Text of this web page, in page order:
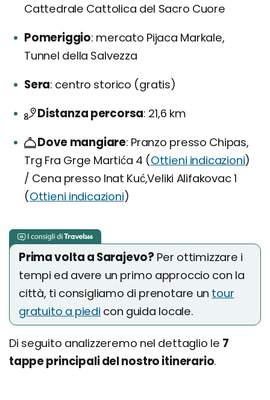
Cattedrale Cattolica del Sacro Cuore
Pomeriggio mercato Pijaca Markale,
Tunnel della Salvezza
Sera centro storico (gratis)
Distanza percorsa 21,6 km
Dove mangiare Pranzo presso Chipas,
Trg Fra Grge Martića 4 (Ottieni indicazioni)
/ Cena presso Inat Kuć,Veliki Alifakovac 1
(Ottieni indicazioni)
Prima volta a Sarajevo? Per ottimizzare i
tempi ed avere un primo approccio con la
città, ti consigliamo di prenotare un tour
gratuito a piedi con guida locale.
Di seguito analizzeremo nel dettaglio le 7
tappe principali del nostro itinerario.